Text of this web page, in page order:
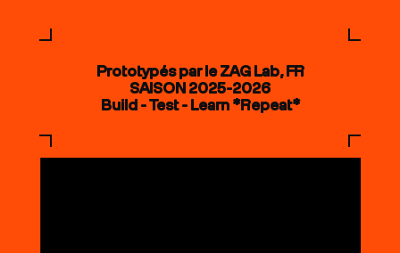
Prototypés par le ZAG Lab, FR
SAISON 2025-2026
Build - Test - Learn *Repeat*